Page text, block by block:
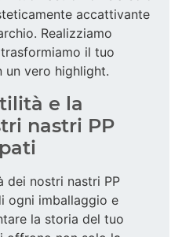
accattivante
Realizziamo
il tuo
un vero highlight.
e la
nastri PP
dei nostri nastri PP
ogni imballaggio e
la storia del tuo